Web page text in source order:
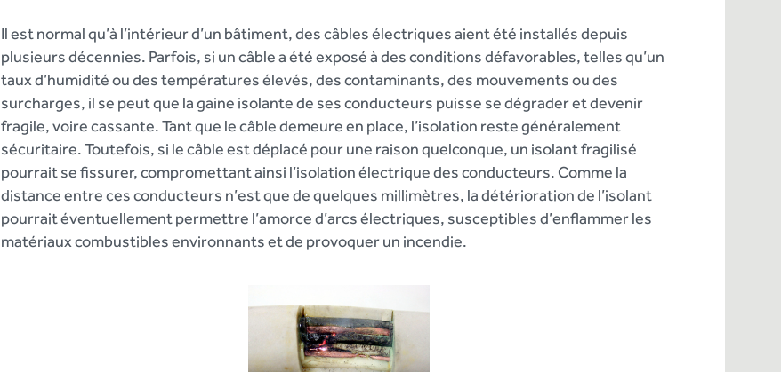
Il est normal qu’à l’intérieur d’un bâtiment, des câbles électriques aient été installés depuis
plusieurs décennies. Parfois, si un câble a été exposé à des conditions défavorables, telles qu’un
taux d’humidité ou des températures élevés, des contaminants, des mouvements ou des
surcharges, il se peut que la gaine isolante de ses conducteurs puisse se dégrader et devenir
fragile, voire cassante. Tant que le câble demeure en place, l’isolation reste généralement
sécuritaire. Toutefois, si le câble est déplacé pour une raison quelconque, un isolant fragilisé
pourrait se fissurer, compromettant ainsi l’isolation électrique des conducteurs. Comme la
distance entre ces conducteurs n’est que de quelques millimètres, la détérioration de l’isolant
pourraitéventuellement permettre l’amorce d’arcs électriques, susceptibles d’enflammer les
matériaux combustibles environnants et de provoquer un incendie.